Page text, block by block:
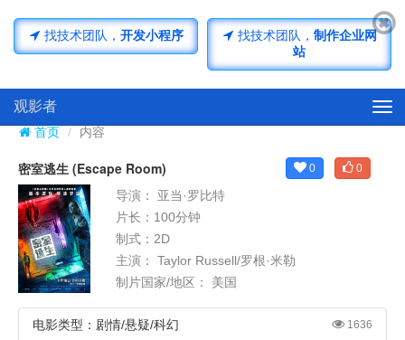
找技术团队， 开发小程序
济南小程序开发
找技术团队， 制作企业网
站
济南网站开发
观影者
首页 内容
密室逃生 (Escape Room) 0 0
导演： 亚当·罗比特
片长：100分钟
制式：2D
主演： Taylor Russell/罗根·米勒
制片国家/地区： 美国
电影类型：剧情/悬疑/科幻 1636